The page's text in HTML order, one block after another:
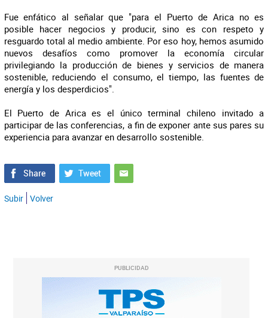
Fue enfático al señalar que "para el Puerto de Arica no es
posible hacer negocios y producir, sino es con respeto y
resguardo total al medio ambiente. Por eso hoy, hemos asumido
nuevos desafíos como promover la economía circular
privilegiando la producción de bienes y servicios de manera
sostenible, reduciendo el consumo, el tiempo, las fuentes de
energía y los desperdicios".
El Puerto de Arica es el único terminal chileno invitado a
participar de las conferencias, a fin de exponer ante sus pares su
experiencia para avanzar en desarrollo sostenible.
Subir Volver
PUBLICIDAD